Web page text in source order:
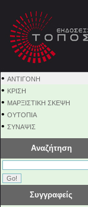
• ΑΝΤΙΓΟΝΗ
• ΚΡΙΣΗ
• ΜΑΡΞΙΣΤΙΚΗ ΣΚΕΨΗ
• ΟΥΤΟΠΙΑ
• ΣΥΝΑΨΙΣ
Αναζήτηση
Συγγραφείς